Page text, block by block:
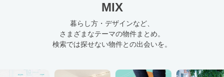
MIX
暮らし方・デザインなど、
さまざまなテーマの物件まとめ。
検索では探せない物件との出会いを。